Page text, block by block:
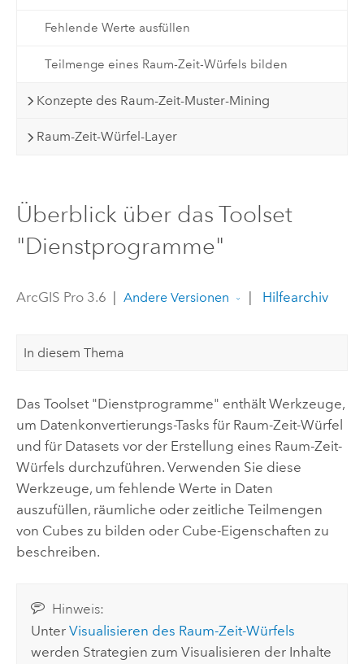
Fehlende Werte ausfüllen
Teilmenge eines Raum-Zeit-Würfels bilden
Konzepte des Raum-Zeit-Muster-Mining
Raum-Zeit-Würfel-Layer
Überblick über das Toolset
"Dienstprogramme"
ArcGIS Pro 3.6 Andere Versionen Hilfearchiv
In diesem Thema
Das Toolset "Dienstprogramme" enthält Werkzeuge,
um Datenkonvertierungs-Tasks für Raum-Zeit-Würfel
und für Datasets vor der Erstellung eines Raum-Zeit-
Würfels durchzuführen. Verwenden Sie diese
Werkzeuge, um fehlende Werte in Daten
auszufüllen, räumliche oder zeitliche Teilmengen
von Cubes zu bilden oder Cube-Eigenschaften zu
beschreiben.
Hinweis:
UnterVisualisieren des Raum-Zeit-Würfels
werden Strategien zum Visualisieren der Inhalte